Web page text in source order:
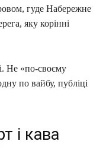
гуде Набережне
яку корінні
Не «по-своєму
по вайбу, публіці
і кава